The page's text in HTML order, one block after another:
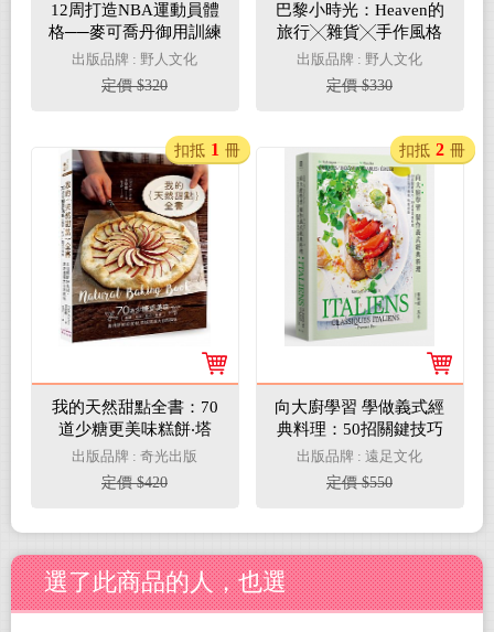
12周打造NBA運動員體
格──麥可喬丹御用訓練
師超強閉門訓練課程
出版品牌 : 野人文化
定價 $320
巴黎小時光：Heaven的
旅行╳雜貨╳手作風格
書
出版品牌 : 野人文化
定價 $330
我的天然甜點全書：70
道少糖更美味糕餅‧塔
派‧點心‧果醬，善用新
鮮好食材，烘焙滿滿大
自然風味
出版品牌 : 奇光出版
定價 $420
扣抵 1 冊
向大廚學習 學做義式經
典料理：50招關鍵技巧
╳50道專業級料理 讓您
循序漸進 精進廚藝
出版品牌 : 遠足文化
定價 $550
扣抵 2 冊
選了此商品的人，也選